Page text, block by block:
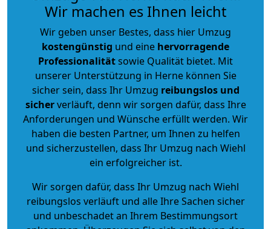
Wir machen es Ihnen leicht
Wir geben unser Bestes, dass hier Umzug
kostengünstig und eine hervorragende
Professionalitätsowie Qualität bietet. Mit
unserer Unterstützung in Herne können Sie
sicher sein, dass Ihr Umzug reibungslos und
sicherverläuft, denn wir sorgen dafür, dass Ihre
Anforderungen und Wünsche erfüllt werden. Wir
haben die besten Partner, um Ihnen zu helfen
und sicherzustellen, dass Ihr Umzug nach Wiehl
ein erfolgreicher ist.
Wir sorgen dafür, dass Ihr Umzug nach Wiehl
reibungslos verläuft und alle Ihre Sachen sicher
und unbeschadet an Ihrem Bestimmungsort